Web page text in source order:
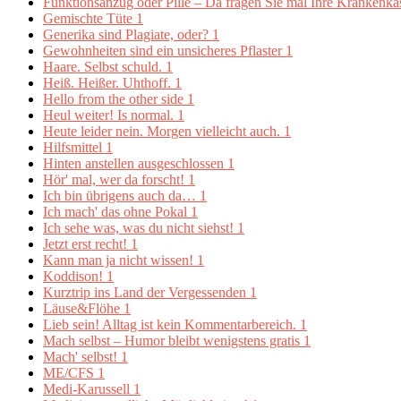
Gemischte Tüte 1
Generika sind Plagiate, oder? 1
Gewohnheiten sind ein unsicheres Pflaster 1
Haare. Selbst schuld. 1
Heiß. Heißer. Uhthoff. 1
Hello from the other side 1
Heul weiter! Is normal. 1
Heute leider nein. Morgen vielleicht auch. 1
Hilfsmittel 1
Hinten anstellen ausgeschlossen 1
Hör' mal, wer da forscht! 1
Ich bin übrigens auch da… 1
Ich mach' das ohne Pokal 1
Ich sehe was, was du nicht siehst! 1
Jetzt erst recht! 1
Kann man ja nicht wissen! 1
Koddison! 1
Kurztrip ins Land der Vergessenden 1
Läuse&Flöhe 1
Lieb sein! Alltag ist kein Kommentarbereich. 1
Mach selbst – Humor bleibt wenigstens gratis 1
Mach' selbst! 1
ME/CFS 1
Medi-Karussell 1